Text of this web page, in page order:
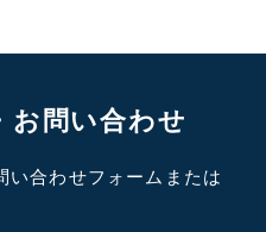
お問い合わせ
い合わせフォームまたは